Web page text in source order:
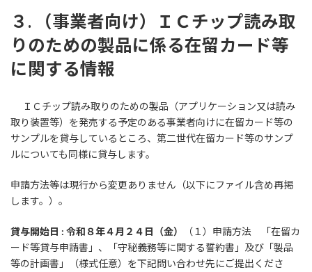
３. （事業者向け）ＩＣチップ読み取
りのための製品に係る在留カード等
に関する情報
ＩＣチップ読み取りのための製品（アプリケーション又は読み
取り装置等）を発売する予定のある事業者向けに在留カード等の
サンプルを貸与しているところ、第二世代在留カード等のサンプ
ルについても同様に貸与します。
申請方法等は現行から変更ありません（以下にファイル含め再掲
します。）。
貸与開始日 : 令和８年４月２４日（金）
（１）申請方法 「在留カ
ード等貸与申請書」、「守秘義務等に関する誓約書」及び「製品
等の計画書」（様式任意）を下記問い合わせ先にご提出くださ